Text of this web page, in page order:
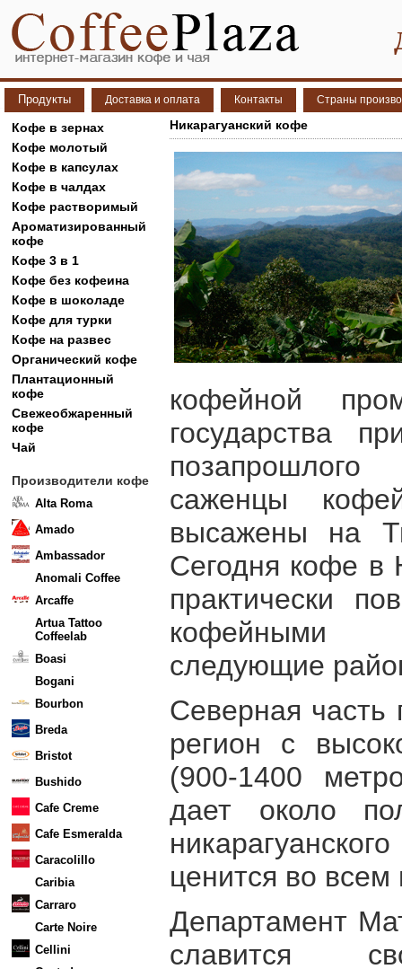
Продукты Доставка и оплата Контакты Страны
Кофе в зернах
Кофе молотый
Кофе в капсулах
Кофе в чалдах
Кофе растворимый
Ароматизированный
кофе
Кофе 3 в 1
Кофе без кофеина
Кофе в шоколаде
Кофе для турки
Кофе на развес
Органический кофе
Плантационный
кофе
Свежеобжаренный
кофе
Чай
Производители кофе
Alta Roma
Amado
Ambassador
Anomali Coffee
Arcaffe
Artua Tattoo
Coffeelab
Boasi
Bogani
Bourbon
Breda
Bristot
Bushido
Cafe Creme
Cafe Esmeralda
Caracolillo
Caribia
Carraro
Carte Noire
Cellini
Никарагуанский кофе
кофейной
государства
саженцы
высажены на
Сегодня кофе в
практически
кофейными
следующие
Северная
регион с
(900-1400
дает около
ценится во
Департамент
славится